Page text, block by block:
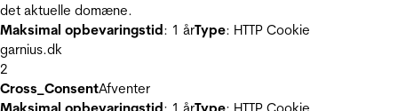
det aktuelle domæne.
Maksimal opbevaringstid: 1 årType: HTTP Cookie
garnius.dk
2
Cross_ConsentAfventer